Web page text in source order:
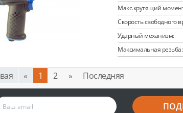
Макс.крутящий
Скорость свободного
Ударный механизм:
Максимальная резьба:
« 1 2 » Последняя